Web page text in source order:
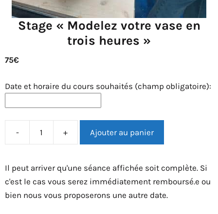
Stage « Modelez votre vase en
trois heures »
75€
Date et horaire du cours souhaités (champ obligatoire):
-
quantité
Stage
"Modelez
votre
+ Ajouter au panier
Il peut arriver qu'une séance affichée soit complète. Si
c'est le cas vous serez immédiatement remboursé.e ou
bien nous vous proposerons une autre date.